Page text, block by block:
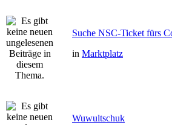
Suche NSC-Ticket fürs
in Marktplatz
Wuwultschuk